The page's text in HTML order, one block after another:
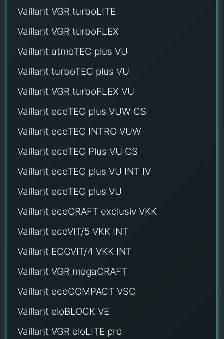
Vaillant VGR turboLITE
Vaillant VGR turboFLEX
Vaillant atmoTEC plus VU
Vaillant turboTEC plus VU
Vaillant VGR turboFLEX VU
Vaillant ecoTEC plus VUW CS
Vaillant ecoTEC INTRO VUW
Vaillant ecoTEC Plus VU CS
Vaillant ecoTEC plus VU INT IV
Vaillant ecoTEC plus VU
Vaillant ecoCRAFT exclusiv VKK
Vaillant ecoVIT/5 VKK INT
Vaillant ECOVIT/4 VKK INT
Vaillant VGR megaCRAFT
Vaillant ecoCOMPACT VSC
Vaillant eloBLOCK VE
Vaillant VGR eloLITE pro